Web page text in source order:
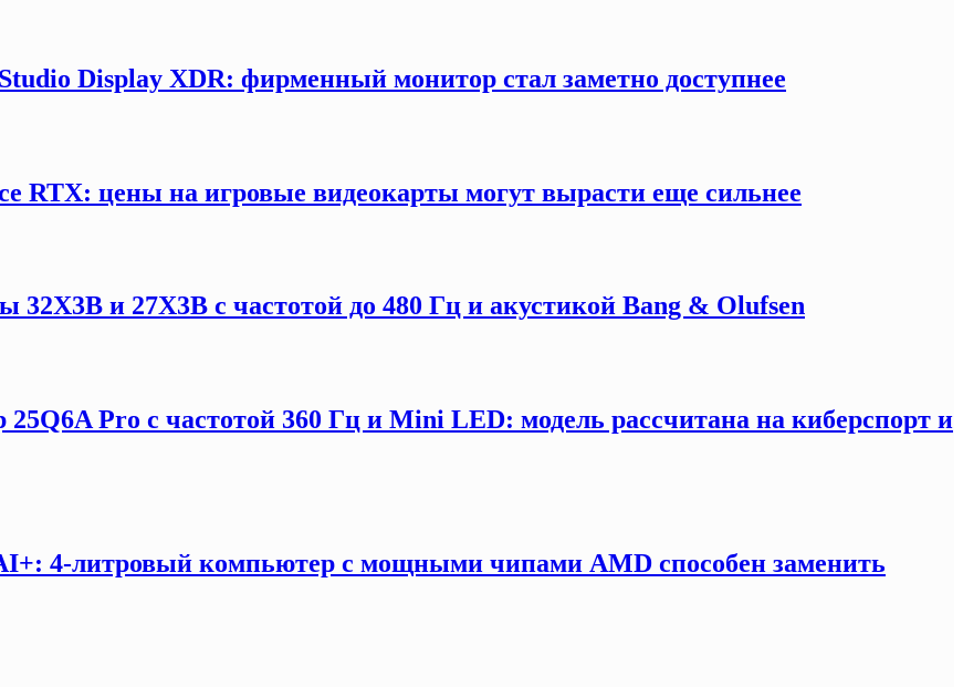
Display XDR: фирменный монитор стал заметно доступнее
RTX: цены на игровые видеокарты могут вырасти еще сильнее
и 27X3B с частотой до 480 Гц и акустикой Bang & Olufsen
Pro с частотой 360 Гц и Mini LED: модель рассчитана на киберспорт и
4-литровый компьютер с мощными чипами AMD способен заменить